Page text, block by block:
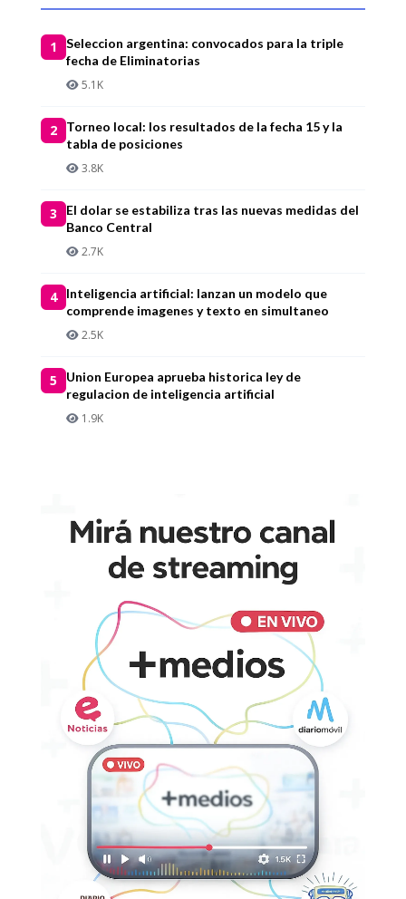
1
Seleccion argentina: convocados para la triple
fecha de Eliminatorias
5.1K
2
Torneo local: los resultados de la fecha 15 y la
tabla de posiciones
3.8K
3
El dolar se estabiliza tras las nuevas medidas del
Banco Central
2.7K
4
Inteligencia artificial: lanzan un modelo que
comprende imagenes y texto en simultaneo
2.5K
5
Union Europea aprueba historica ley de
regulacion de inteligencia artificial
1.9K